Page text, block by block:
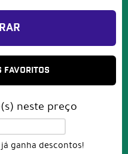
FAVORITOS
neste preço
ganha descontos!